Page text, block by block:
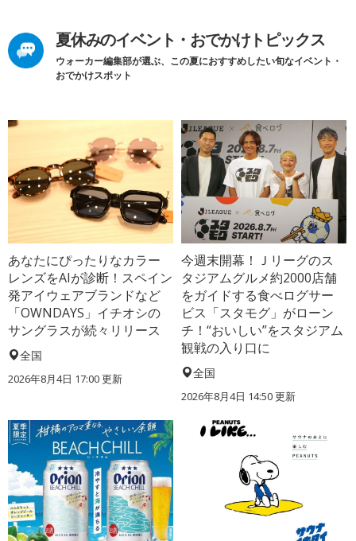
夏休みのイベント・おでかけトピックス
ウォーカー編集部が選ぶ、この夏におすすめしたい旬なイベント・
おでかけスポット
あなたにぴったりなカラー
レンズをAIが診断！スペイン
発アイウェアブランドなど
「OWNDAYS」イチオシの
サングラスが続々リリース
全国
2026年8月4日 17:00更新
今週末開幕！Ｊリーグのス
タジアムグルメ約2000店舗
をガイドする食べログサー
ビス「スタモグ」がローン
チ！“おいしい”をスタジアム
観戦の入り口に
全国
2026年8月4日 14:50更新